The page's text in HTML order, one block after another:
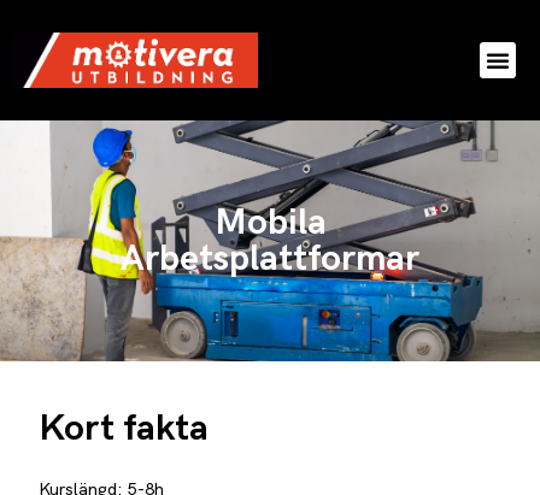
Mobila
Arbetsplattformar
Kort fakta
Kurslängd: 5-8h